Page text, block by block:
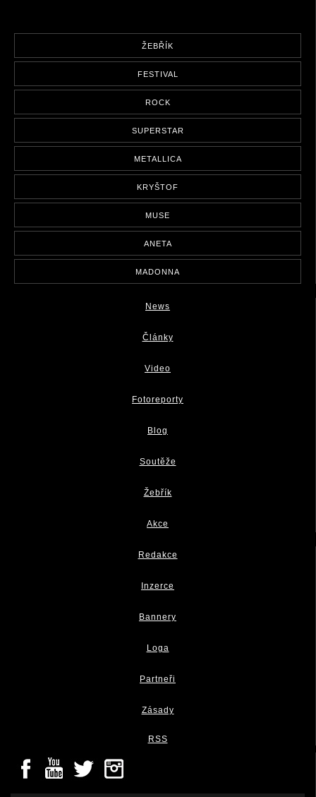
ŽEBŘÍK
FESTIVAL
ROCK
SUPERSTAR
METALLICA
KRYŠTOF
MUSE
ANETA
MADONNA
News
Články
Video
Fotoreporty
Blog
Soutěže
Žebřík
Akce
Redakce
Inzerce
Bannery
Loga
Partneři
Zásady
RSS